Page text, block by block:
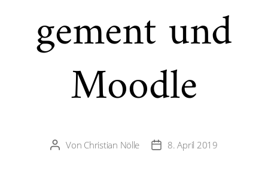
gement und
Moodle
Beitragsautor
Von Christian Nölle Veröffentlichungsdatum
8. April 2019